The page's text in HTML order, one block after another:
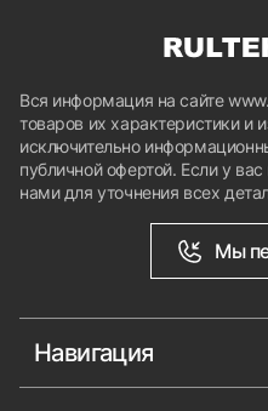
Вся информация на сайте
товаров их характеристики и
исключительно
публичной офертой. Если у
нами для уточнения всех
Мы
Навигация